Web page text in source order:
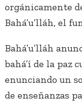
orgánicamente
Bahá’u’lláh, el
Bahá’u’lláh
bahá’í de la paz
enunciando un
de enseñanzas